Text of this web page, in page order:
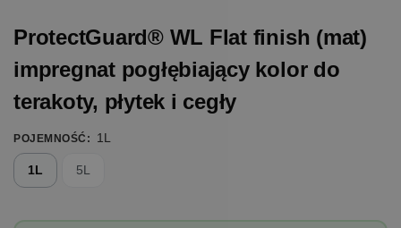
ProtectGuard® WL Flat finish (mat)
impregnat pogłębiający kolor do
terakoty, płytek i cegły
POJEMNOŚĆ : 1L
1L 5L